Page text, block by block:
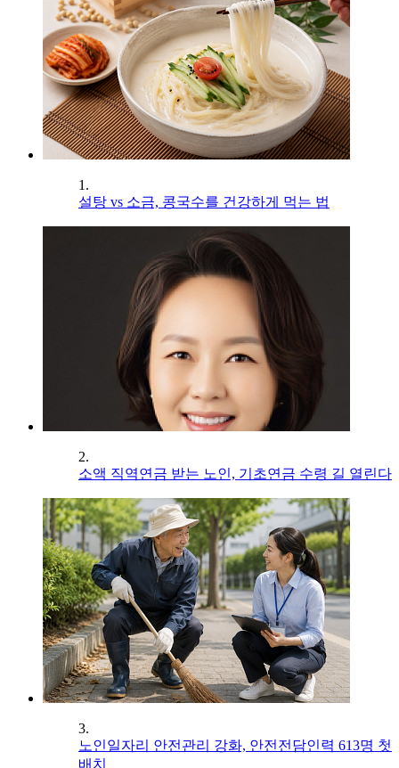
1.
설탕 vs 소금, 콩국수를 건강하게 먹는 법
2.
소액 직역연금 받는 노인, 기초연금 수령 길 열린다
3.
노인일자리 안전관리 강화, 안전전담인력 613명 첫
배치